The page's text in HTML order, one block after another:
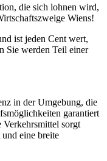
die sich lohnen wird,
Wiens!
ist jeden Cent wert,
Sie werden Teil einer
in der Umgebung, die
garantiert
sorgt
eine breite